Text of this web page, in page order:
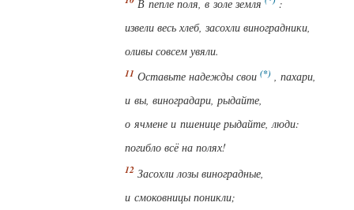
В пепле поля, в золе земля
:
извели весь хлеб, засохли виноградники,
оливы совсем увяли.
Оставьте надежды свои
, пахари,
и вы, виноградари, рыдайте,
о ячмене и пшенице рыдайте, люди:
погибло всё на полях!
Засохли лозы виноградные,
и смоковницы поникли;